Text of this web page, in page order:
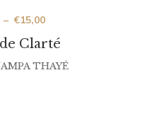
Clarté
– €15,00
THAYÉ